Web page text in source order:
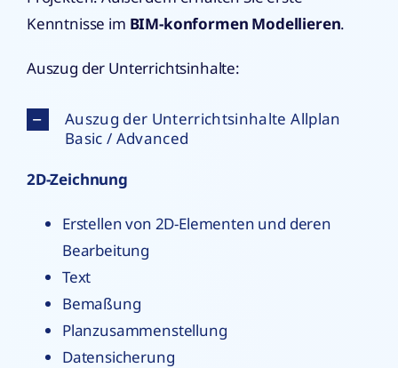
Kenntnisse im BIM-konformen Modellieren.
Auszug der Unterrichtsinhalte:
Auszug der Unterrichtsinhalte Allplan
Basic / Advanced
2D-Zeichnung
Erstellen von 2D-Elementen und deren
Bearbeitung
Text
Bemaßung
Planzusammenstellung
Datensicherung